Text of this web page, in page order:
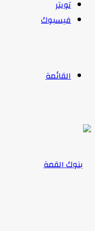
تويتر
فيسبوك
القائمة